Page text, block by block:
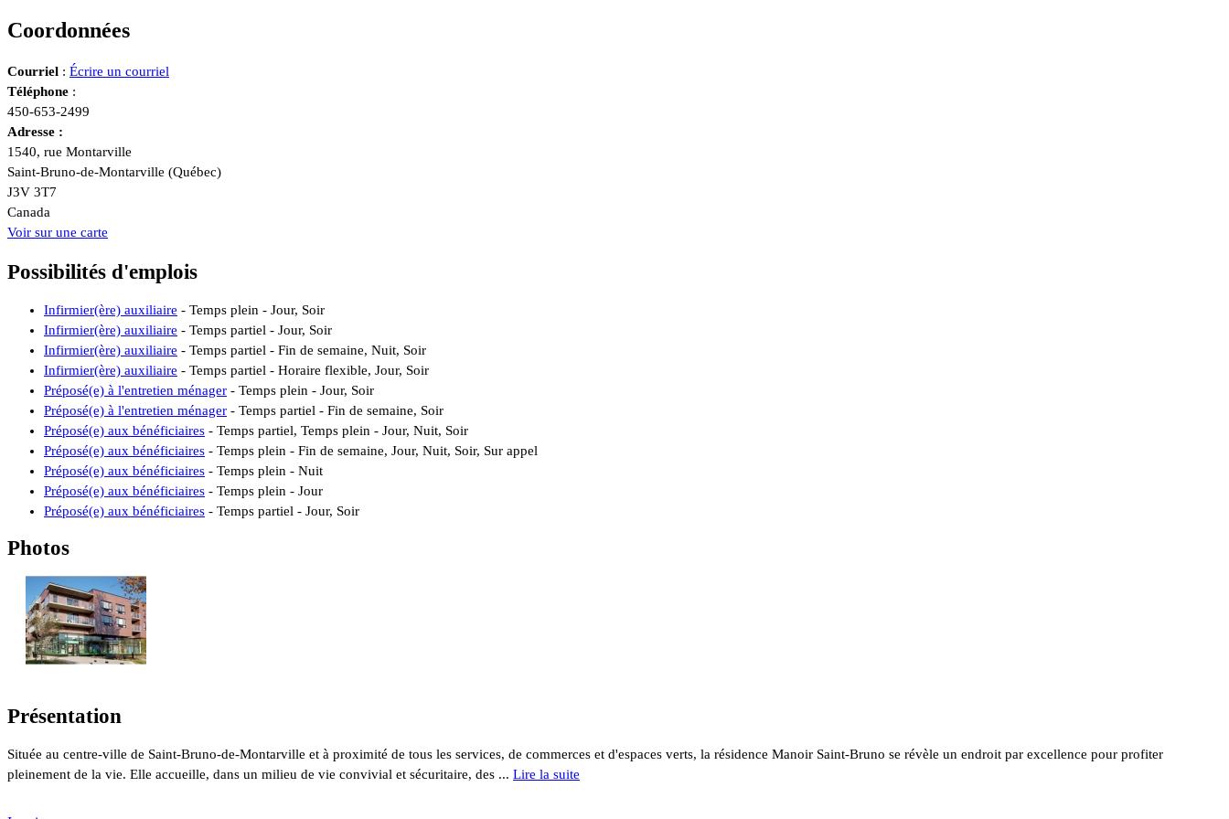
Coordonnées
Courriel : Écrire un courriel
Téléphone :
450-653-2499
Adresse :
1540, rue Montarville
Saint-Bruno-de-Montarville (Québec)
J3V 3T7
Canada
Voir sur une carte
Possibilités d'emplois
Infirmier(ère) auxiliaire - Temps plein - Jour, Soir
Infirmier(ère) auxiliaire - Temps partiel - Jour, Soir
Infirmier(ère) auxiliaire - Temps partiel - Fin de semaine, Nuit, Soir
Infirmier(ère) auxiliaire - Temps partiel - Horaire flexible, Jour, Soir
Préposé(e) à l'entretien ménager - Temps plein - Jour, Soir
Préposé(e) à l'entretien ménager - Temps partiel - Fin de semaine, Soir
Préposé(e) aux bénéficiaires - Temps partiel, Temps plein - Jour, Nuit, Soir
Préposé(e) aux bénéficiaires - Temps plein - Fin de semaine, Jour, Nuit, Soir, Sur appel
Préposé(e) aux bénéficiaires - Temps plein - Nuit
Préposé(e) aux bénéficiaires - Temps plein - Jour
Préposé(e) aux bénéficiaires - Temps partiel - Jour, Soir
Photos
Présentation
Située au centre-ville de Saint-Bruno-de-Montarville et à proximité de tous les services, de commerces et d'espaces verts, la résidence Manoir Saint-Bruno se révèle un endroit par excellence pour profiter
pleinement de la vie. Elle accueille, dans un milieu de vie convivial et sécuritaire, des ... Lire la suite